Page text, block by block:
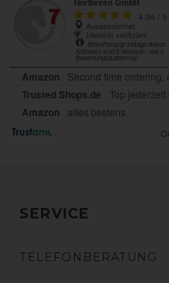
SERVICE
TELEFONBERATUNG